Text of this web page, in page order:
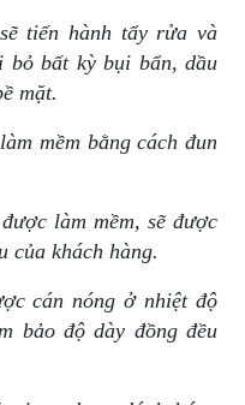
tiến hành tẩy rửa và
bỏ bất kỳ bụi bẩn, dầu
mặt.
mềm bằng cách đun
làm mềm, sẽ được
của khách hàng.
cán nóng ở nhiệt độ
bảo độ dày đồng đều